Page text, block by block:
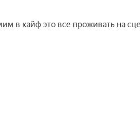
в кайф это все проживать на